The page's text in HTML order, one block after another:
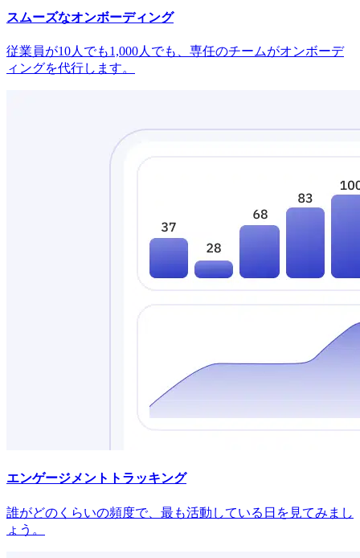
スムーズなオンボーディング
従業員が10人でも1,000人でも、専任のチームがオンボーデ
ィングを代行します。
エンゲージメントトラッキング
誰がどのくらいの頻度で、最も活動している日を見てみまし
ょう。